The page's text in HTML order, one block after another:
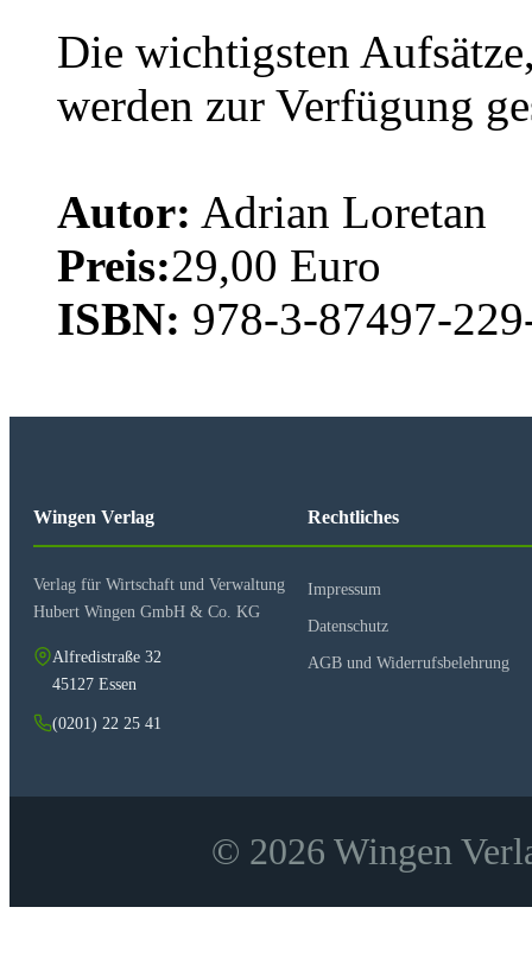
Die wichtigsten
werden zur Verfügung
Autor: Adrian Loretan
Preis:29,00 Euro
ISBN: 978-3-87497-
Wingen Verlag
Verlag für Wirtschaft und Verwaltung
Hubert Wingen GmbH & Co. KG
Alfredistraße 32
45127 Essen
(0201) 22 25 41
Rechtliches
Impressum
Datenschutz
AGB und Widerrufsbelehrung
© 2026 Wingen